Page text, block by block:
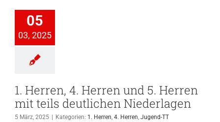
05
03, 2025
mit teils
1. Herren, 4. Herren und 5. Herren
mit teils deutlichen Niederlagen
5 März, 2025 Kategorien: 1. Herren, 4. Herren, Jugend-TT